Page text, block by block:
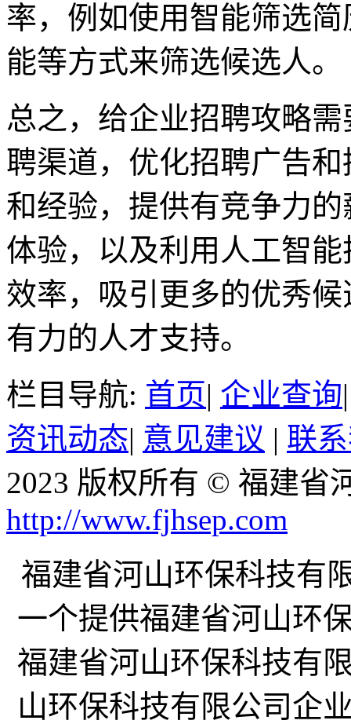
率，例如使用智能筛选
能等方式来筛选候选人。
总之，给企业招聘攻略
聘渠道，优化招聘广告
和经验，提供有竞争力
体验，以及利用人工智
效率，吸引更多的优秀
有力的人才支持。
栏目导航: 首页| 企业查询
资讯动态| 意见建议 | 联
2023 版权所有 © 福建
http://www.fjhsep.com
福建省河山环保科技有
一个提供福建省河山环
福建省河山环保科技有
山环保科技有限公司企